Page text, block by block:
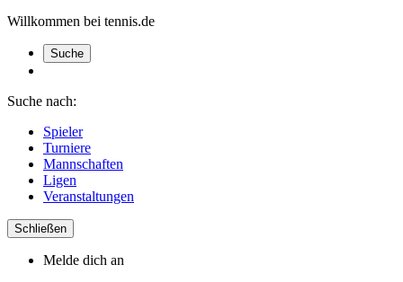
Willkommen bei tennis.de
Suche
Suche nach:
Spieler
Turniere
Mannschaften
Ligen
Veranstaltungen
Schließen
Melde dich an